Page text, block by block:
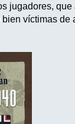
jugadores,
víctimas